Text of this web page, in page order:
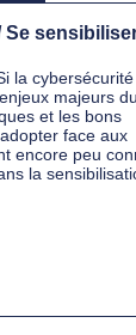
Se
la cybersécurité
majeurs du
et les bons
face aux
encore peu
la